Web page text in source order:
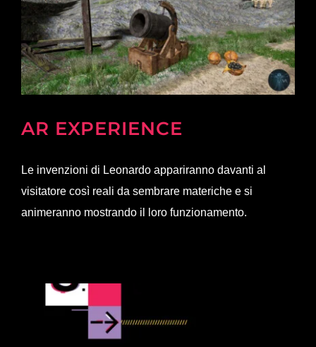
AR EXPERIENCE
Le invenzioni di Leonardo appariranno davanti al
visitatore così reali da sembrare materiche e si
animeranno mostrando il loro funzionamento.